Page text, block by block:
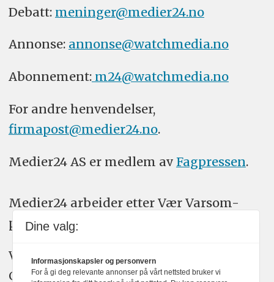
Debatt: meninger@medier24.no
Annonse: annonse@watchmedia.no
Abonnement:m24@watchmedia.no
For andre henvendelser,
firmapost@medier24.no.
Medier24 AS er medlem av Fagpressen.
Medier24 arbeider etter Vær Varsom-
plakatens regler for god presseskikk.
Vi bruker KI-verktøy som ChatGPT,
Claude, og Gemini i journalistikken vår.
Dine valg:
Informasjonskapsler og personvern
For å gi deg relevante annonser på vårt nettsted bruker vi